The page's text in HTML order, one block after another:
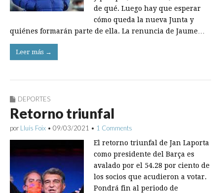
de qué. Luego hay que esperar
cómo queda la nueva Junta y
quiénes formarán parte de ella. La renuncia de Jaume…
Leer más →
DEPORTES
Retorno triunfal
por Lluís Foix • 09/03/2021 • 1 Comments
El retorno triunfal de Jan Laporta
como presidente del Barça es
avalado por el 54.28 por ciento de
los socios que acudieron a votar.
Pondrá fin al periodo de